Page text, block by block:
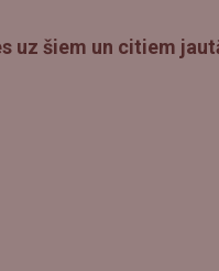
uz šiem un citiem